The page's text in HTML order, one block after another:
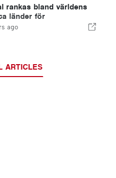
rankas bland världens
länder för
ago
ARTICLES